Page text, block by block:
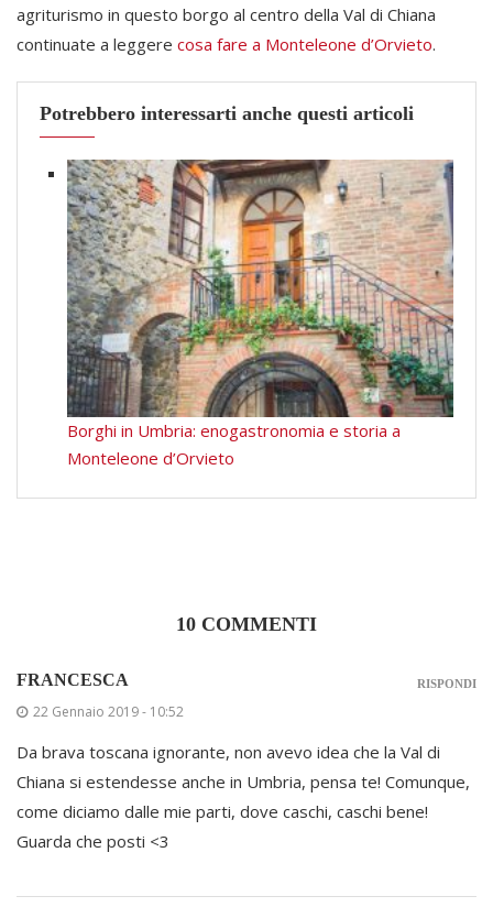
agriturismo in questo borgo al centro della Val di Chiana
continuate a leggere cosa fare a Monteleone d’Orvieto.
Potrebbero interessarti anche questi articoli
Borghi in Umbria: enogastronomia e storia a
Monteleone d’Orvieto
10 COMMENTI
FRANCESCA
22 Gennaio 2019 - 10:52
Da brava toscana ignorante, non avevo idea che la Val di
Chiana si estendesse anche in Umbria, pensa te! Comunque,
come diciamo dalle mie parti, dove caschi, caschi bene!
Guarda che posti <3
RISPONDI